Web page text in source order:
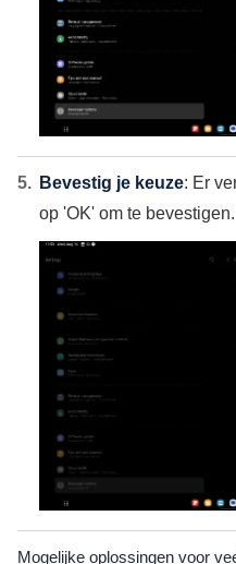
Bevestig je keuze: Er
op 'OK' om te bevestigen.
Mogelijke oplossingen voor